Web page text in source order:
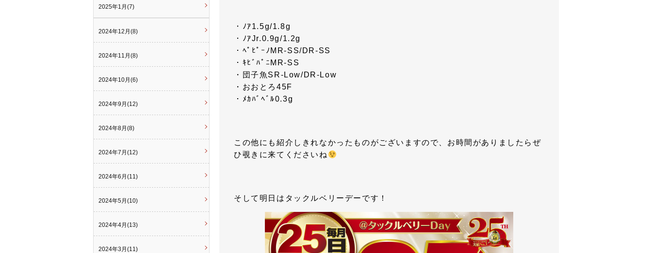
・ﾉｱ1.5g/1.8g
・ﾉｱJr.0.9g/1.2g
・ﾍﾟﾋﾟｰﾉMR-SS/DR-SS
・ｷﾋﾞﾊﾟﾆMR-SS
・団子魚SR-Low/DR-Low
・おおとろ45F
・ﾒｶﾊﾞﾍﾞﾙ0.3g
この他にも紹介しきれなかったものがございますので、お時間がありましたらぜ
ひ覗きに来てくださいね
そして明日はタックルベリーデーです！
2025年1月(7)
2024年12月(8)
2024年11月(8)
2024年10月(6)
2024年9月(12)
2024年8月(8)
2024年7月(12)
2024年6月(11)
2024年5月(10)
2024年4月(13)
2024年3月(11)